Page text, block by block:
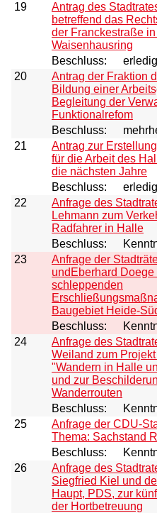
19
Antrag des
betreffend das
der Franckestraße
Waisenhausring
Beschluss:
20
Antrag der Fraktion
Bildung einer
Begleitung der
Funktionalrefom
Beschluss:
21
Antrag zur
für die Arbeit des
die nächsten Jahre
Beschluss:
22
Anfrage des
Lehmann zum
Radfahrer in Halle
Beschluss:
23
Anfrage der
undEberhard Doege
schleppenden
Baugebiet Heide-
Beschluss:
24
Anfrage des
Weiland zum
"Wandern in Halle
und zur
Wanderrouten
Beschluss:
25
Anfrage der CDU-
Thema: Sachstand
Beschluss:
26
Anfrage des
Siegfried Kiel und
Haupt, PDS, zur
der Hortbetreuung